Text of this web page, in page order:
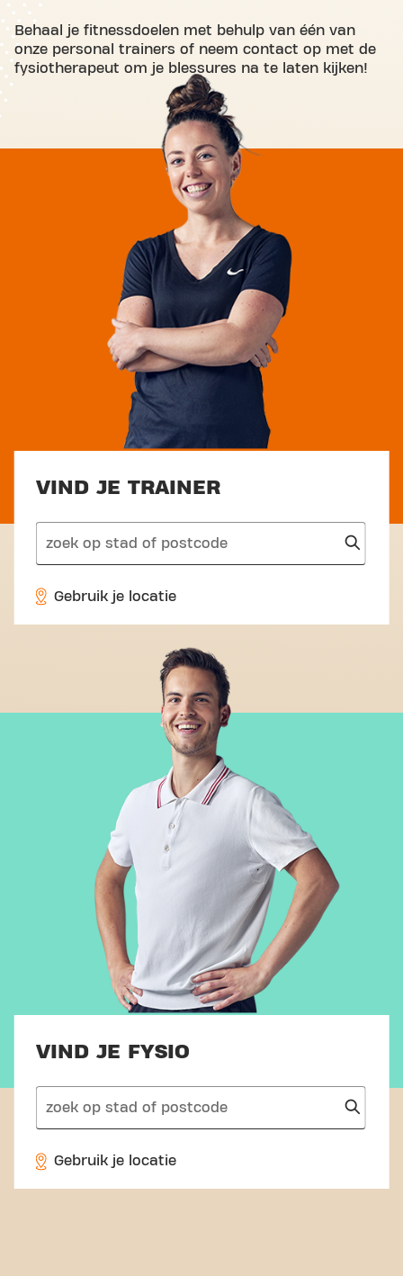
Behaal je fitnessdoelen met behulp van één van
onze personal trainers of neem contact op met de
fysiotherapeut om je blessures na te laten kijken!
VIND JE TRAINER
search
Gebruik je locatie
VIND JE FYSIO
search
Gebruik je locatie